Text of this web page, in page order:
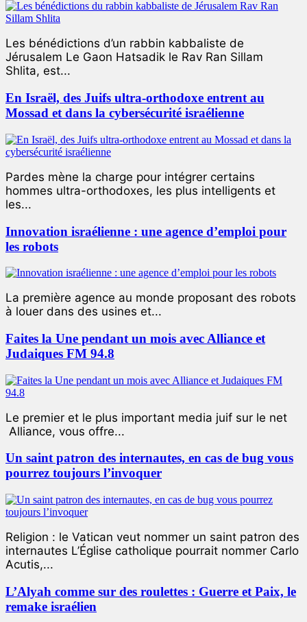
Les bénédictions d’un rabbin kabbaliste de
Jérusalem Le Gaon Hatsadik le Rav Ran Sillam
Shlita, est...
En Israël, des Juifs ultra-orthodoxe entrent au
Mossad et dans la cybersécurité israélienne
Pardes mène la charge pour intégrer certains
hommes ultra-orthodoxes, les plus intelligents et
les...
Innovation israélienne : une agence d’emploi pour
les robots
La première agence au monde proposant des robots
à louer dans des usines et...
Faites la Une pendant un mois avec Alliance et
Judaiques FM 94.8
Le premier et le plus important media juif sur le net
Alliance, vous offre...
Un saint patron des internautes, en cas de bug vous
pourrez toujours l’invoquer
Religion : le Vatican veut nommer un saint patron des
internautes L’Église catholique pourrait nommer Carlo
Acutis,...
L’Alyah comme sur des roulettes : Guerre et Paix, le
remake israélien